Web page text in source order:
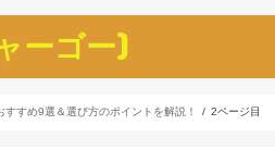
ーゴー)
すすめ9選＆選び方のポイントを解説！ 2ページ目